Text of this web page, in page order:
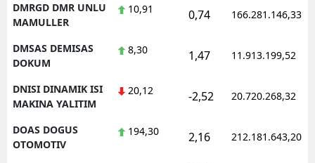
DMRGD DMR UNLU
MAMULLER
10,91 0,74 166.281.146,33
DMSAS DEMISAS
DOKUM
8,30 1,47 11.913.199,52
DNISI DINAMIK ISI
MAKINA YALITIM
20,12 -2,52 20.720.268,32
DOAS DOGUS
OTOMOTIV
194,30 2,16 212.181.643,20